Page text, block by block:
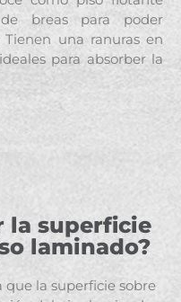
breas para poder
una ranuras en
para absorber la
la superficie
laminado?
la superficie sobre